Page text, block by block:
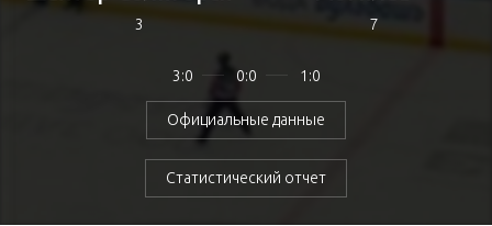
3
3:0 0:0 1:0
Официальные данные
Статистический отчет
7